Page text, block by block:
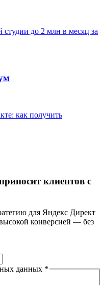
до 2 млн в месяц за
как получить
клиентов с
для Яндекс Директ
конверсией — без
данных *